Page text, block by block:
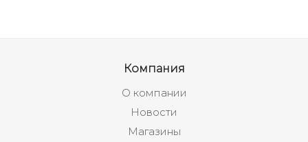
Компания
О компании
Новости
Магазины